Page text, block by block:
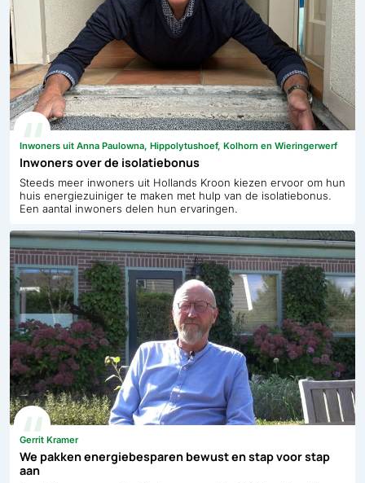
Inwoners over de isolatiebonus
Inwoners uit Anna Paulowna, Hippolytushoef, Kolhorn en Wieringerwerf
Steeds meer inwoners uit Hollands Kroon kiezen ervoor om hun
huis energiezuiniger te maken met hulp van de isolatiebonus.
Een aantal inwoners delen hun ervaringen.
We pakken energiebesparen bewust en stap voor stap
aan
Gerrit Kramer